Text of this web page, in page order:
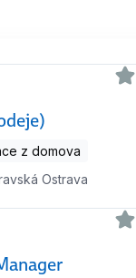
z domova
Ostrava